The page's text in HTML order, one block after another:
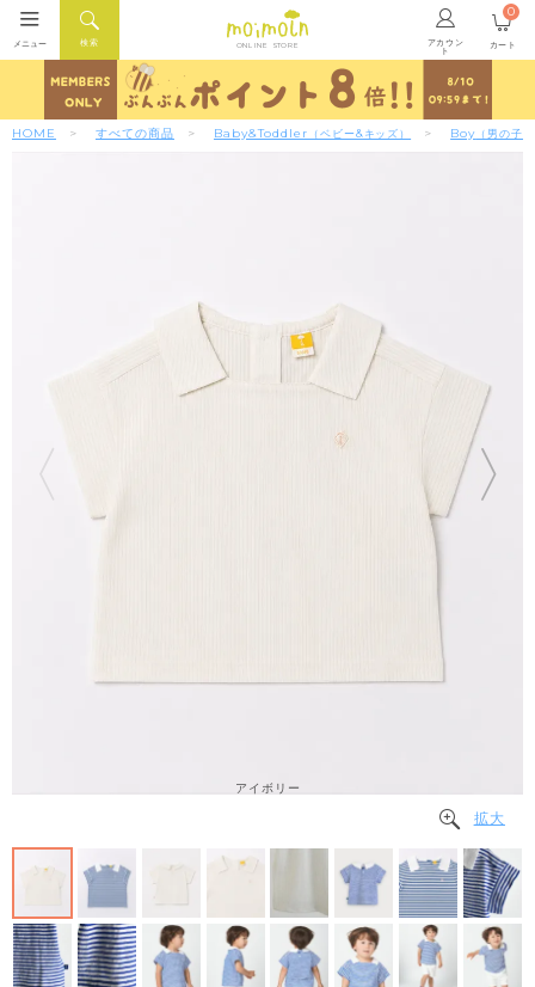
ONLINE STORE アカウン
ト
検索
メニュー カート
0
HOME すべての商品 Baby&Toddler （ベビー&キッズ） Boy （男の子）
アイボリー
拡大